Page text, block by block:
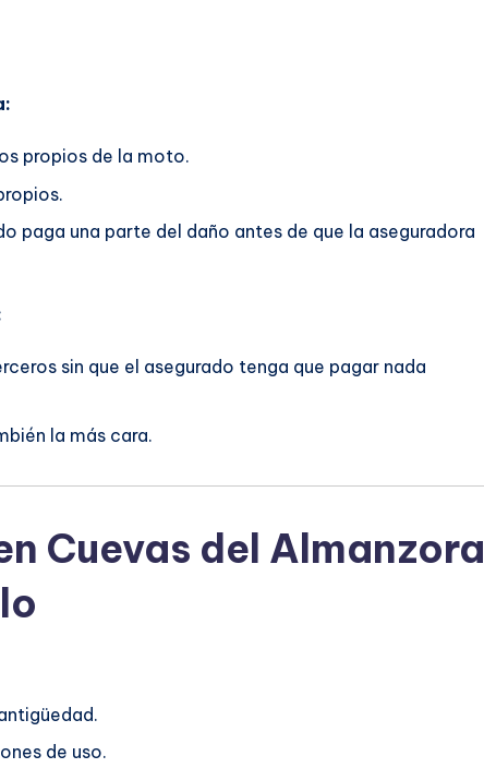
propios de la moto.
paga una parte del daño antes de que la aseguradora
sin que el asegurado tenga que pagar nada
la más cara.
Cuevas del Almanzora
de uso.